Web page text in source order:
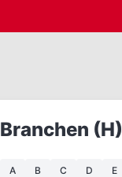
Branchen (H)
A B C D E